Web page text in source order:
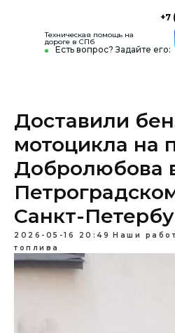
Есть вопрос? Задайте его:
+7
Техническая помощь на
дороге в СПб
Доставили
мотоцикла на
Добролюбова
Санкт-
2026-05-16 20:49 Наши
топлива